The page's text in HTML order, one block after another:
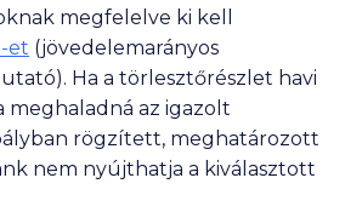
megfelelve ki kell
et (jövedelemarányos
Ha a törlesztőrészlet havi
meghaladná az igazolt
rögzített, meghatározott
nem nyújthatja a kiválasztott